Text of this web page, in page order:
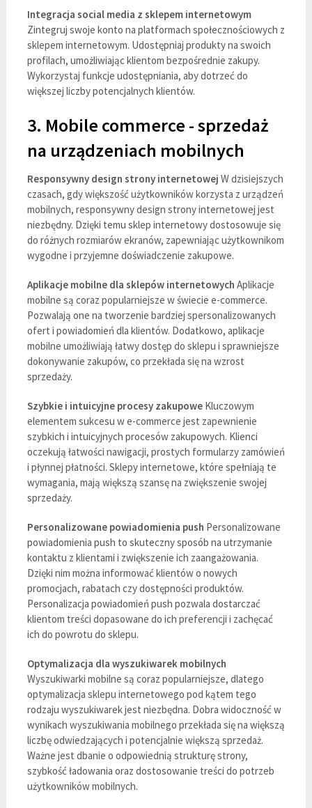
Integracja social media z sklepem internetowym
Zintegruj swoje konto na platformach społecznościowych z
sklepem internetowym. Udostępniaj produkty na swoich
profilach, umożliwiając klientom bezpośrednie zakupy.
Wykorzystaj funkcje udostępniania, aby dotrzeć do
większej liczby potencjalnych klientów.
3. Mobile commerce - sprzedaż
na urządzeniach mobilnych
Responsywny design strony internetowej W dzisiejszych
czasach, gdy większość użytkowników korzysta z urządzeń
mobilnych, responsywny design strony internetowej jest
niezbędny. Dzięki temu sklep internetowy dostosowuje się
do różnych rozmiarów ekranów, zapewniając użytkownikom
wygodne i przyjemne doświadczenie zakupowe.
Aplikacje mobilne dla sklepów internetowych Aplikacje
mobilne są coraz popularniejsze w świecie e-commerce.
Pozwalają one na tworzenie bardziej spersonalizowanych
ofert i powiadomień dla klientów. Dodatkowo, aplikacje
mobilne umożliwiają łatwy dostęp do sklepu i sprawniejsze
dokonywanie zakupów, co przekłada się na wzrost
sprzedaży.
Szybkie i intuicyjne procesy zakupoweKluczowym
elementem sukcesu w e-commerce jest zapewnienie
szybkich i intuicyjnych procesów zakupowych. Klienci
oczekują łatwości nawigacji, prostych formularzy zamówień
i płynnej płatności. Sklepy internetowe, które spełniają te
wymagania, mają większą szansę na zwiększenie swojej
sprzedaży.
Personalizowane powiadomienia push Personalizowane
powiadomienia push to skuteczny sposób na utrzymanie
kontaktu z klientami i zwiększenie ich zaangażowania.
Dzięki nim można informować klientów o nowych
promocjach, rabatach czy dostępności produktów.
Personalizacja powiadomień push pozwala dostarczać
klientom treści dopasowane do ich preferencji i zachęcać
ich do powrotu do sklepu.
Optymalizacja dla wyszukiwarek mobilnych
Wyszukiwarki mobilne są coraz popularniejsze, dlatego
optymalizacja sklepu internetowego pod kątem tego
rodzaju wyszukiwarek jest niezbędna. Dobra widoczność w
wynikach wyszukiwania mobilnego przekłada się na większą
liczbę odwiedzających i potencjalnie większą sprzedaż.
Ważne jest dbanie o odpowiednią strukturę strony,
szybkość ładowania oraz dostosowanie treści do potrzeb
użytkowników mobilnych.